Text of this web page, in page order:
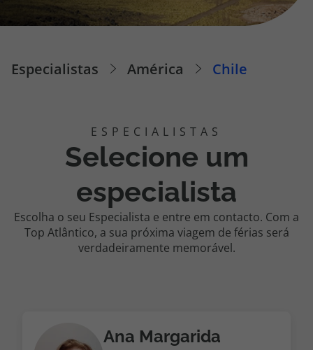
Escapadinhas
Cruzeiros
Especialistas
Cheque Viagem
Rede de Lojas
Blog TopViagens
Especialistas América Chile
Selecione um
especialista
Escolha o seu Especialista e entre em contacto. Com a
Top Atlântico, a sua próxima viagem de férias será
verdadeiramente memorável.
Ana Margarida